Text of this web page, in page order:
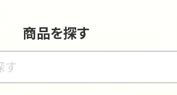
商品を探す